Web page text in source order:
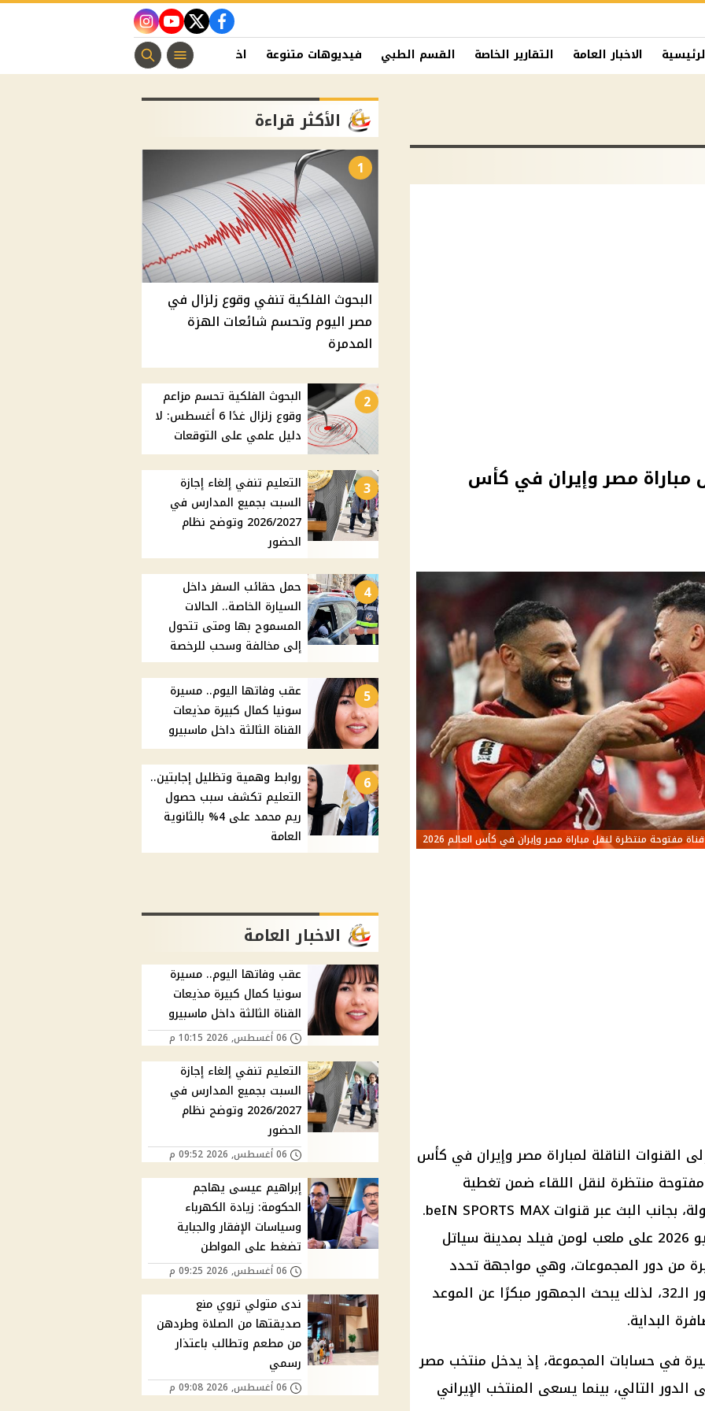
facebook
twitter
youtube
instagram
الاخبار العامة التقارير الخاصة القسم الطبي فيديوهات متنوعة اخبار الفن منوعات مسيحية
مباراة مصر وإيران في كأس
قناة مفتوحة منتظرة لنقل مباراة مصر وإيران في كأس العالم 2026
القنوات الناقلة لمباراة مصر وإيران في كأس
قناة مفتوحة منتظرة لنقل اللقاء ضمن تغطية
مباريات المنتخبات العربية في البطولة، بجانب البث عبر قنوات beIN SPORTS MAX.
وتقام المباراة صباح السبت 27 يونيو 2026 على ملعب لومن فيلد بمدينة سياتل
من دور المجموعات، وهي مواجهة تحدد
موقف المنتخبين من التأهل إلى دور الـ32، لذلك يبحث الجمهور مبكرًا عن الموعد
البداية.
في حسابات المجموعة، إذ يدخل منتخب مصر
الدور التالي، بينما يسعى المنتخب الإيراني
الأكثر قراءة
1
البحوث الفلكية تنفي وقوع زلزال في
مصر اليوم وتحسم شائعات الهزة
المدمرة
2
البحوث الفلكية تحسم مزاعم
وقوع زلزال غدًا 6 أغسطس: لا
دليل علمي على التوقعات
3
التعليم تنفي إلغاء إجازة
السبت بجميع المدارس في
2026/2027 وتوضح نظام
الحضور
4
حمل حقائب السفر داخل
السيارة الخاصة.. الحالات
المسموح بها ومتى تتحول
إلى مخالفة وسحب للرخصة
5
عقب وفاتها اليوم.. مسيرة
سونيا كمال كبيرة مذيعات
القناة الثالثة داخل ماسبيرو
6
روابط وهمية وتظليل إجابتين..
التعليم تكشف سبب حصول
ريم محمد على 4% بالثانوية
العامة
الاخبار العامة
عقب وفاتها اليوم.. مسيرة
سونيا كمال كبيرة مذيعات
القناة الثالثة داخل ماسبيرو
06 أغسطس, 2026 10:15 م
التعليم تنفي إلغاء إجازة
السبت بجميع المدارس في
2026/2027 وتوضح نظام
الحضور
06 أغسطس, 2026 09:52 م
إبراهيم عيسى يهاجم
الحكومة: زيادة الكهرباء
وسياسات الإفقار والجباية
تضغط على المواطن
06 أغسطس, 2026 09:25 م
ندى متولي تروي منع
صديقتها من الصلاة وطردهن
من مطعم وتطالب باعتذار
رسمي
06 أغسطس, 2026 09:08 م